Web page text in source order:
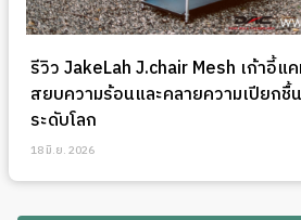
รีวิว JakeLah J.chair Mesh เก้าอี้แ
สยบความร้อนและคลายความเปียก
ระดับโลก
18 มิ.ย. 2026